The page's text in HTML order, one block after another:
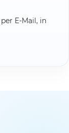
E-Mail, in